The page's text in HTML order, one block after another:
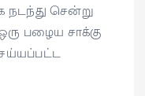
சென்று
பழைய சாக்கு